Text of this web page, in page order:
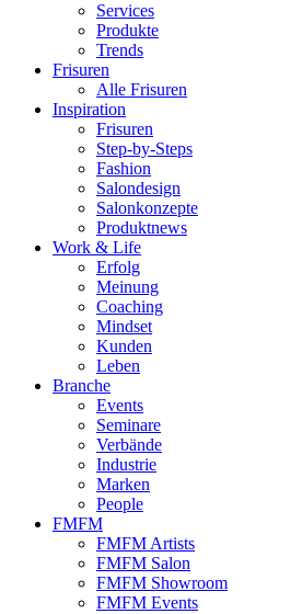
Services
Produkte
Trends
Frisuren
Alle Frisuren
Inspiration
Frisuren
Step-by-Steps
Fashion
Salondesign
Salonkonzepte
Produktnews
Work & Life
Erfolg
Meinung
Coaching
Mindset
Kunden
Leben
Branche
Events
Seminare
Verbände
Industrie
Marken
People
FMFM
FMFM Artists
FMFM Salon
FMFM Showroom
FMFM Events